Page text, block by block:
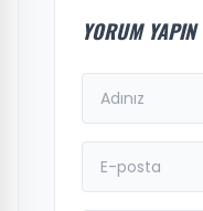
YORUM YAPIN